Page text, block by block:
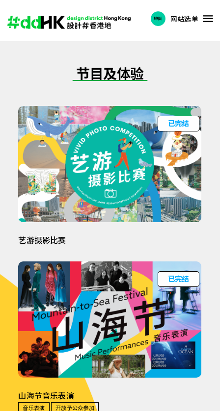
网站选单
节目及体验
已完结
艺游摄影比赛
已完结
山海节音乐表演
音乐表演 开放予公众参加